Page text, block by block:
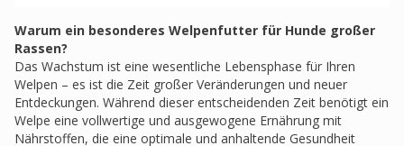
Warum ein besonderes Welpenfutter für Hunde großer
Rassen?
Das Wachstum ist eine wesentliche Lebensphase für Ihren
Welpen – es ist die Zeit großer Veränderungen und neuer
Entdeckungen. Während dieser entscheidenden Zeit benötigt ein
Welpe eine vollwertige und ausgewogene Ernährung mit
Nährstoffen, die eine optimale und anhaltende Gesundheit